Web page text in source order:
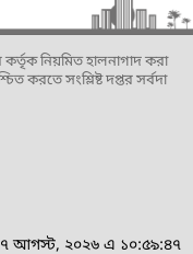
নিয়মিত হালনাগাদ করা
করতে সংশ্লিষ্ট দপ্তর সর্বদা
৭ আগস্ট, ২০২৬ এ ১০:৫৯:৪৭